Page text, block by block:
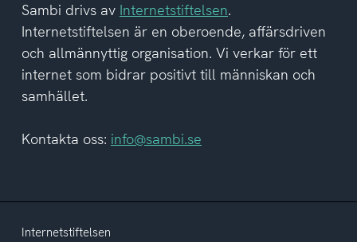
Sambi drivs av Internetstiftelsen.
Internetstiftelsen är en oberoende, affärsdriven
och allmännyttig organisation. Vi verkar för ett
internet som bidrar positivt till människan och
samhället.
Kontakta oss: info@sambi.se
Internetstiftelsen